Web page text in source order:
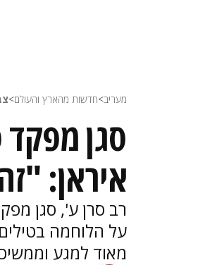
מעריב>חדשות מהארץ והעולם>
סגן
איראן:
רב סרן ע', סגן
על הלוחמה
מאוד למגע